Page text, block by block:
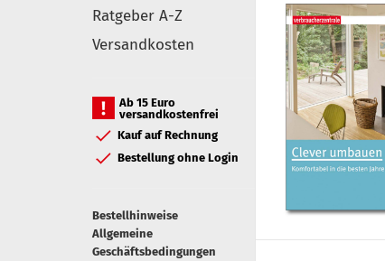
Ratgeber A-Z
Versandkosten
Ab 15 Euro
versandkostenfrei
Kauf auf Rechnung
Bestellung ohne Login
Bestellhinweise
Allgemeine
Geschäftsbedingungen